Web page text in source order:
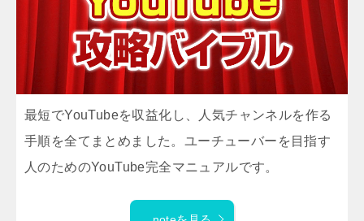
最短でYouTubeを収益化し、人気チャンネルを作る
手順を全てまとめました。ユーチューバーを目指す
人のためのYouTube完全マニュアルです。